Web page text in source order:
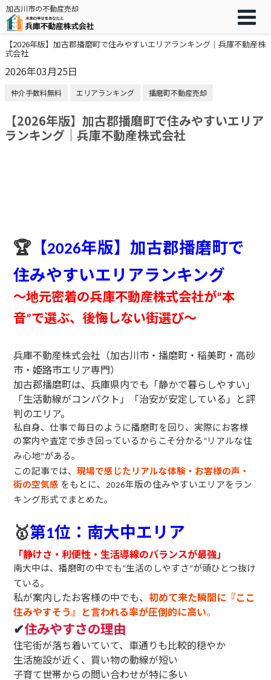
加古川市の不動産売却
【2026年版】加古郡播磨町で住みやすいエリアランキング｜兵庫不動産株
式会社
2026年03月25日
仲介手数料無料 エリアランキング 播磨町不動産売却
【2026年版】加古郡播磨町で住みやすいエリア
ランキング｜兵庫不動産株式会社
🏆 【2026年版】加古郡播磨町で
住みやすいエリアランキング
〜地元密着の兵庫不動産株式会社が“本
音”で選ぶ、後悔しない街選び〜
兵庫不動産株式会社（加古川市・播磨町・稲美町・高砂
市・姫路市エリア専門）
加古郡播磨町は、兵庫県内でも「静かで暮らしやすい」
「生活動線がコンパクト」「治安が安定している」と評
判のエリア。
私自身、仕事で毎日のように播磨町を回り、実際にお客様
の案内や査定で歩き回っているからこそ分かる “ リアルな住
み心地”がある。
この記事では、現場で感じたリアルな体験・お客様の声・
街の空気感 をもとに、 2026年版の住みやすいエリアをラン
キング形式でまとめた。
🥇第1位：南大中エリア
「静けさ・利便性・生活導線のバランスが最強」
南大中は、播磨町の中でも “生活のしやすさ ”が頭ひとつ抜け
ている。
私が案内したお客様の中でも、初めて来た瞬間に『ここ
住みやすそう』と言われる率が圧倒的に高い。
✔住みやすさの理由
住宅街が落ち着いていて、車通りも比較的穏やか
生活施設が近く、買い物の動線が短い
子育て世帯からの問い合わせが特に多い